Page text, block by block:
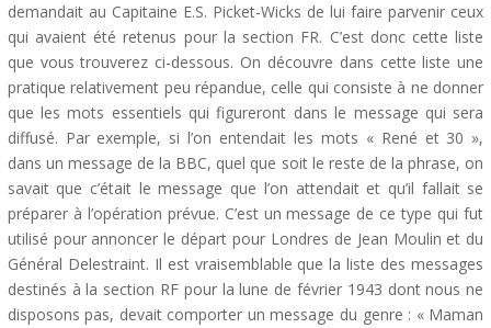
demandait au Capitaine E.S. Picket-Wicks de lui faire parvenir ceux
qui avaient été retenus pour la section FR. C’est donc cette liste
que vous trouverez ci-dessous. On découvre dans cette liste une
pratique relativement peu répandue, celle qui consiste à ne donner
que les mots essentiels qui figureront dans le message qui sera
diffusé. Par exemple, si l’on entendait les mots « René et 30 »,
dans un message de la BBC, quel que soit le reste de la phrase, on
savait que c’était le message que l’on attendait et qu’il fallait se
préparer à l’opération prévue. C’est un message de ce type qui fut
utilisé pour annoncer le départ pour Londres de Jean Moulin et du
Général Delestraint. Il est vraisemblable que la liste des messages
destinés à la section RF pour la lune de février 1943 dont nous ne
disposons pas, devait comporter un message du genre : « Maman